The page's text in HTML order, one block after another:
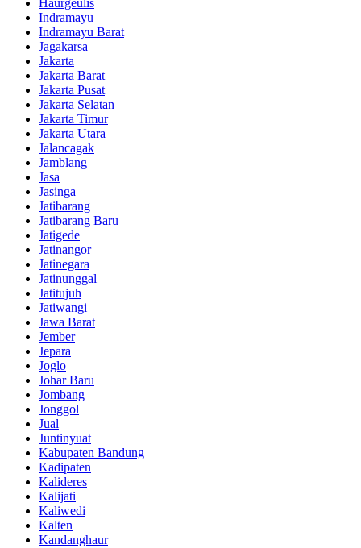
Indramayu
Indramayu Barat
Jagakarsa
Jakarta
Jakarta Barat
Jakarta Pusat
Jakarta Selatan
Jakarta Timur
Jakarta Utara
Jalancagak
Jamblang
Jasa
Jasinga
Jatibarang
Jatibarang Baru
Jatigede
Jatinangor
Jatinegara
Jatinunggal
Jatitujuh
Jatiwangi
Jawa Barat
Jember
Jepara
Joglo
Johar Baru
Jombang
Jonggol
Jual
Juntinyuat
Kabupaten Bandung
Kadipaten
Kalideres
Kalijati
Kaliwedi
Kalten
Kandanghaur